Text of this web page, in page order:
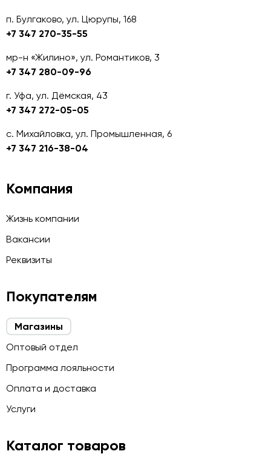
п. Булгаково, ул. Цюрупы, 168
+7 347 270-35-55
мр-н «Жилино», ул. Романтиков, 3
+7 347 280-09-96
г. Уфа, ул. Дёмская, 43
+7 347 272-05-05
с. Михайловка, ул. Промышленная, 6
+7 347 216-38-04
Компания
Жизнь компании
Вакансии
Реквизиты
Покупателям
Магазины
Оптовый отдел
Программа лояльности
Оплата и доставка
Услуги
Каталог товаров